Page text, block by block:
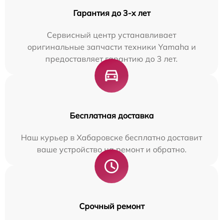
Гарантия до 3-х лет
Сервисный центр устанавливает
оригинальные запчасти техники Yamaha и
предоставляет гарантию до 3 лет.
Бесплатная доставка
Наш курьер в Хабаровске бесплатно доставит
ваше устройство на ремонт и обратно.
Срочный ремонт